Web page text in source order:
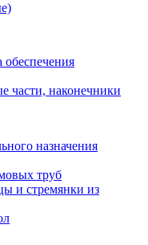
части, наконечники
назначения
труб
и стремянки из